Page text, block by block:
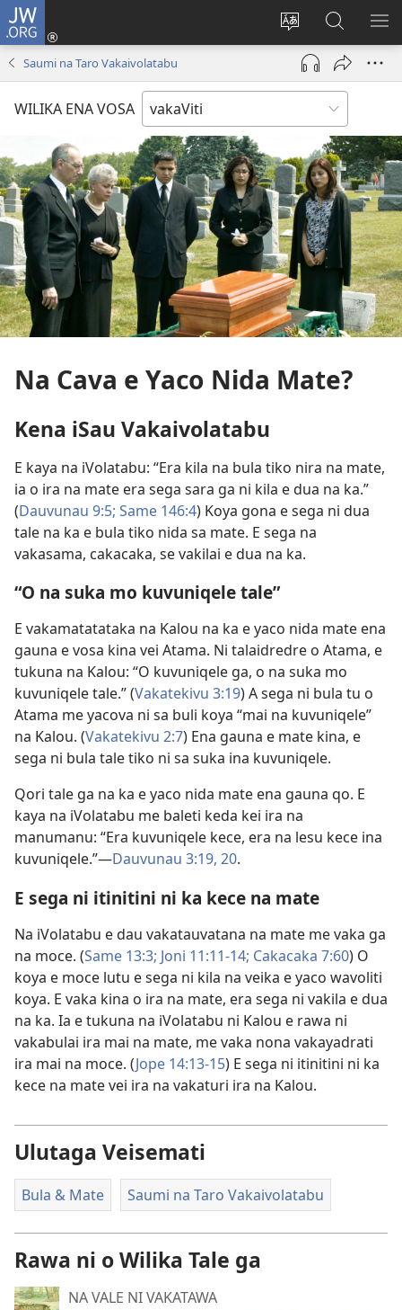
JW.ORG
Veisautaka
na
Vosa
Dolava
(opens
window)
Vaqara
ena
JW.ORG
Saumi na Taro Vakaivolatabu
WILIKA ENA VOSA
Na Cava e Yaco Nida Mate?
Kena iSau Vakaivolatabu
E kaya na iVolatabu: “Era kila na bula tiko nira na mate,
ia o ira na mate era sega sara ga ni kila e dua na ka.”
(Dauvunau 9:5; Same 146:4) Koya gona e sega ni dua
tale na ka e bula tiko nida sa mate. E sega na
vakasama, cakacaka, se vakilai e dua na ka.
“O na suka mo kuvuniqele tale”
E vakamatatataka na Kalou na ka e yaco nida mate ena
gauna e vosa kina vei Atama. Ni talaidredre o Atama, e
tukuna na Kalou: “O kuvuniqele ga, o na suka mo
kuvuniqele tale.” (Vakatekivu 3:19) A sega ni bula tu o
Atama me yacova ni sa buli koya “mai na kuvuniqele”
na Kalou. (Vakatekivu 2:7) Ena gauna e mate kina, e
sega ni bula tale tiko ni sa suka ina kuvuniqele.
Qori tale ga na ka e yaco nida mate ena gauna qo. E
kaya na iVolatabu me baleti keda kei ira na
manumanu: “Era kuvuniqele kece, era na lesu kece ina
kuvuniqele.”​—Dauvunau 3:19, 20.
E sega ni itinitini ni ka kece na mate
Na iVolatabu e dau vakatauvatana na mate me vaka ga
na moce. (Same 13:3; Joni 11:11-14; Cakacaka 7:60) O
koya e moce lutu e sega ni kila na veika e yaco wavoliti
koya. E vaka kina o ira na mate, era sega ni vakila e dua
na ka. Ia e tukuna na iVolatabu ni Kalou e rawa ni
vakabulai ira mai na mate, me vaka nona vakayadrati
ira mai na moce. (Jope 14:13-15) E sega ni itinitini ni ka
kece na mate vei ira na vakaturi ira na Kalou.
Ulutaga Veisemati
Bula & Mate Saumi na Taro Vakaivolatabu
Rawa ni o Wilika Tale ga
NA VALE NI VAKATAWA